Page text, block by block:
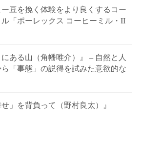
豆を挽く体験をより良くするコー
ル「ポーレックス コーヒーミル・II
にある山（角幡唯介）』 – 自然と人
「事態」の説得を試みた意欲的な
せ」を背負って（野村良太）』